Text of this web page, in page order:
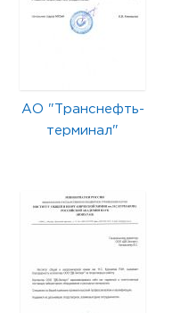
АО "Транснефть-
терминал"